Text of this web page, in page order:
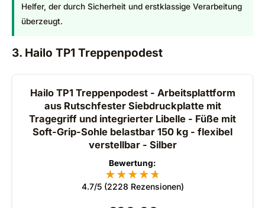
Helfer, der durch Sicherheit und erstklassige Verarbeitung
überzeugt.
3. Hailo TP1 Treppenpodest
Hailo TP1 Treppenpodest - Arbeitsplattform
aus Rutschfester Siebdruckplatte mit
Tragegriff und integrierter Libelle - Füße mit
Soft-Grip-Sohle belastbar 150 kg - flexibel
verstellbar - Silber
Bewertung:
★★★★★
★
4.7/5 (2228 Rezensionen)